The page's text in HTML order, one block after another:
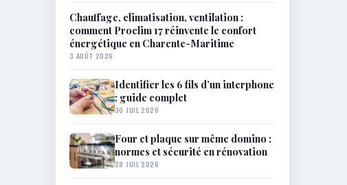
Chauffage, climatisation, ventilation :
comment Proclim 17 réinvente le confort
énergétique en Charente-Maritime
3 AOÛT 2026
Identifier les 6 fils d’un interphone
: guide complet
30 JUIL 2026
Four et plaque sur même domino :
normes et sécurité en rénovation
28 JUIL 2026